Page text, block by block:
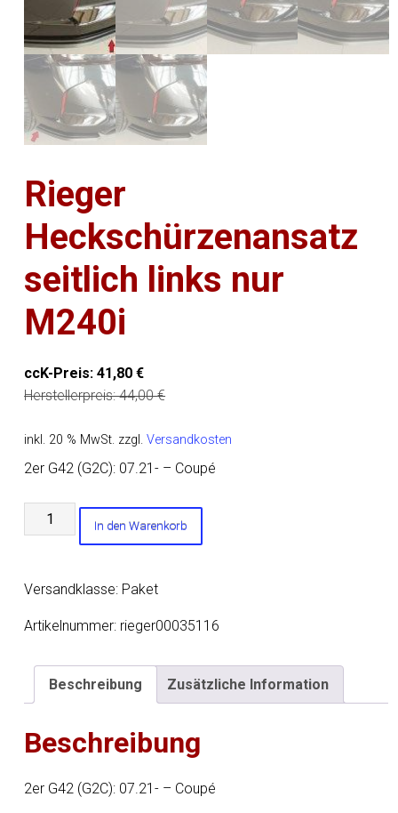
Rieger
Heckschürzenansatz
seitlich links nur
M240i
ccK-Preis:41,80€
Herstellerpreis:44,00€
inkl. 20 % MwSt. zzgl.Versandkosten
2er G42 (G2C): 07.21- – Coupé
Rieger
Heckschürzenansatz
M240i
In den Warenkorb
Versandklasse: Paket
Artikelnummer: rieger00035116
Beschreibung Zusätzliche Information
Beschreibung
2er G42 (G2C): 07.21- – Coupé